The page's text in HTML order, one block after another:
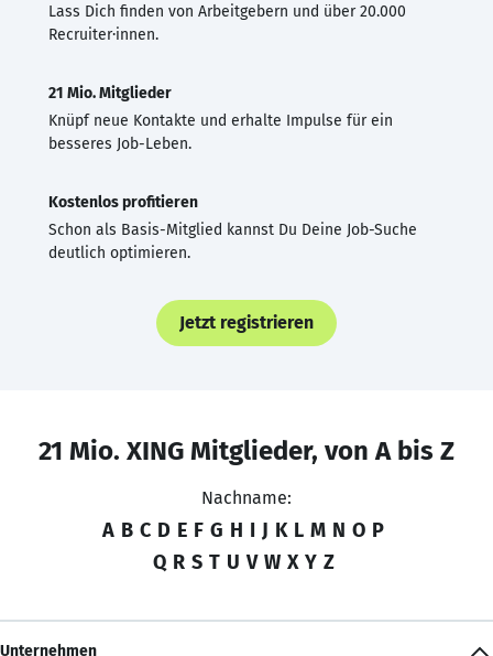
Lass Dich finden von Arbeitgebern und über 20.000
Recruiter·innen.
21 Mio. Mitglieder
Knüpf neue Kontakte und erhalte Impulse für ein
besseres Job-Leben.
Kostenlos profitieren
Schon als Basis-Mitglied kannst Du Deine Job-Suche
deutlich optimieren.
Jetzt registrieren
21 Mio. XING Mitglieder, von A bis Z
Nachname:
A B C D E F G H I J K L M N O P
Q R S T U V W X Y Z
Unternehmen